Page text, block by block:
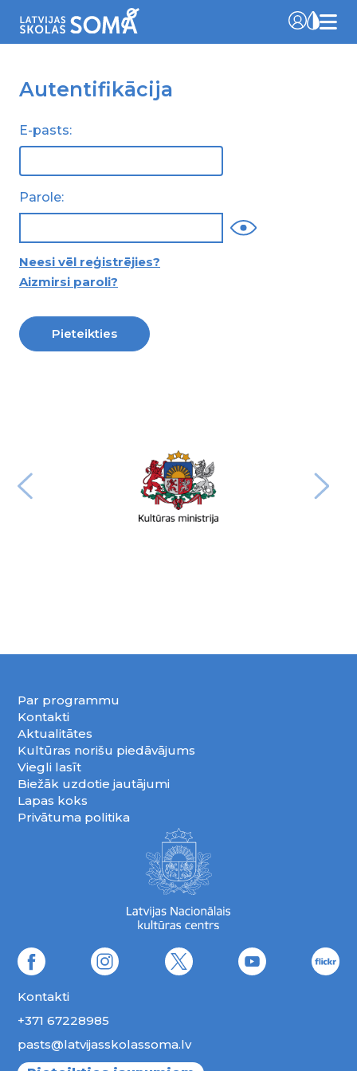
Autentifikācija
E-pasts:
Parole:
Neesi vēl reģistrējies?
Aizmirsi paroli?
Par programmu
Kontakti
Aktualitātes
Kultūras norišu piedāvājums
Viegli lasīt
Biežāk uzdotie jautājumi
Lapas koks
Privātuma politika
Kontakti
+371 67228985
pasts@latvijasskolassoma.lv